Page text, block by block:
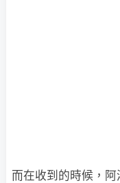
而在收到的時候，